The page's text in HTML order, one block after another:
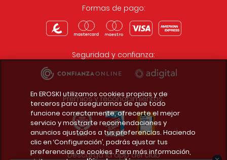
Formas de pago:
Seguridad y confianza:
Premios y reconocimientos:
Descarga la app del club
En EROSKI utilizamos cookies propias y de
terceros para asegurarnos de que todo
funcione correctamente, ofrecerte el mejor
servicio y mostrarte recomendaciones y
anuncios ajustados a tus preferencias. Haciendo
clic en ‘Configuración’, podrás ajustar tus
preferencias de cookies. Para más información,